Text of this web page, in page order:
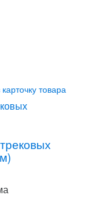
товара